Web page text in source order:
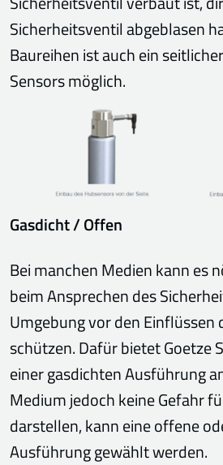
Sicherheitsventil abgeblasen
Baureihen ist auch ein
Sensors möglich.
Gasdicht / Offen
Bei manchen Medien kann es
beim Ansprechen des
Umgebung vor den Einflüssen
schützen. Dafür bietet Goetze
einer gasdichten Ausführung
Medium jedoch keine Gefahr
darstellen, kann eine offene
Ausführung gewählt werden.